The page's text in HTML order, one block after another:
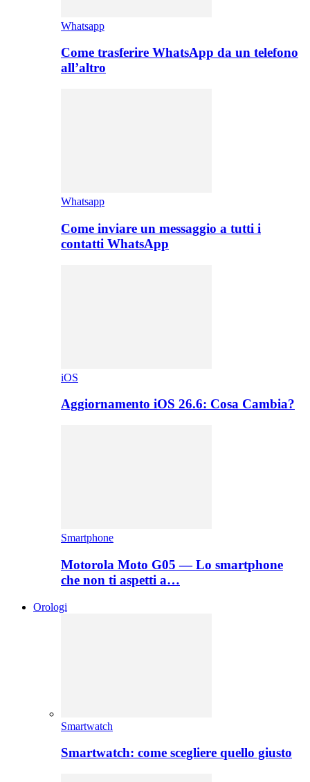
Whatsapp
Come trasferire WhatsApp da un telefono
all’altro
Whatsapp
Come inviare un messaggio a tutti i
contatti WhatsApp
iOS
Aggiornamento iOS 26.6: Cosa Cambia?
Smartphone
Motorola Moto G05 — Lo smartphone
che non ti aspetti a…
Orologi
Smartwatch
Smartwatch: come scegliere quello giusto